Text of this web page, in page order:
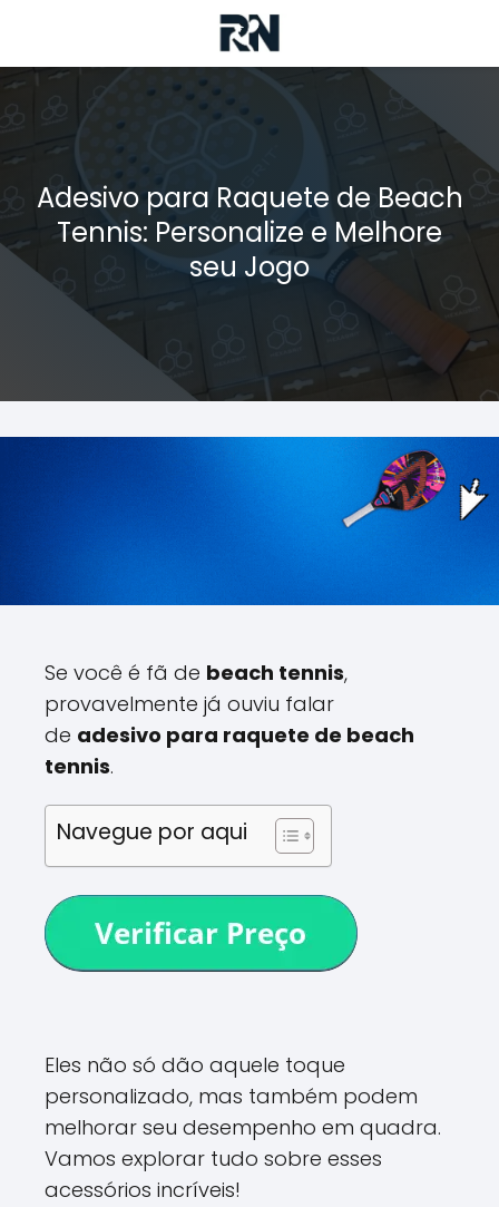
Adesivo para Raquete de Beach
Tennis: Personalize e Melhore
seu Jogo
Se você é fã de beach tennis,
provavelmente já ouviu falar
de adesivo para raquete de beach
tennis.
Navegue por aqui
Eles não só dão aquele toque
personalizado, mas também podem
melhorar seu desempenho em quadra.
Vamos explorar tudo sobre esses
acessórios incríveis!